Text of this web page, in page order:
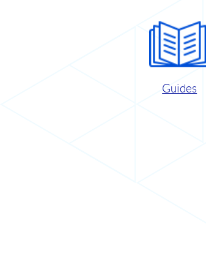
Guides